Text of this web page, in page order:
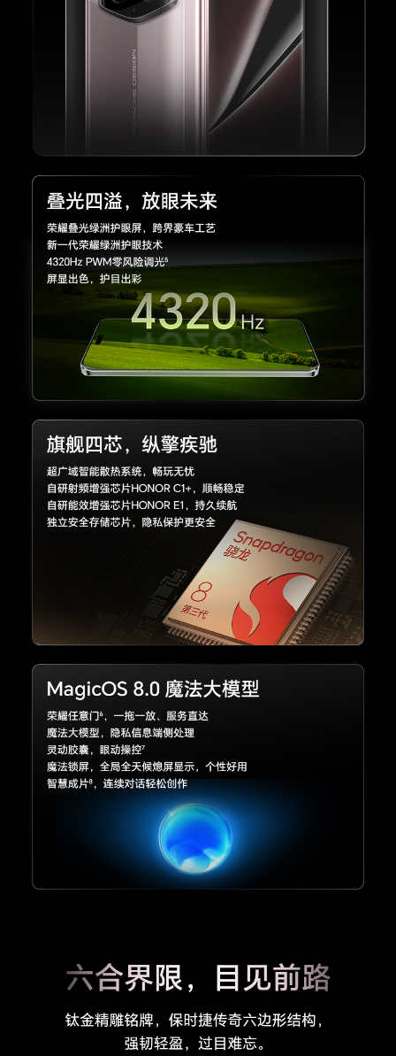
锂离子聚合物电池
5600mAh（典型值）(备注:电池额定容量为 5500
mAh)
43min
手机支持最大20V/4A超级快充，兼容11V/6A或10
V/4A或10V/2.25A或5V/4.5A超级快充，兼容9V/
2A快充。手机同时支持66W无线超级快充，支持
无线反向充电。(备注:有线超级快充需搭配原装有
线超级快充充电器与充电线使用，无线超级快充需
单独购买相应的荣耀超级快充无线充电器使用。实
际充电功率会随不同场景智能变化，请以实际使用
情况为准。)
无线充电
支持66W荣耀无线超级快充，支持无线反向充
电。(备注:最大支持66W无线超级快充，需单独购
买荣耀超级快充无线充电器或无线车充。实际充电
功率会随不同场景智能变化，请以实际使用情况为
准。)
智能充电模式
支持
网络
网络制式
支持移动/电信 5G/4G+/4G/2G，联通5G/4G+/
4G/3G/2G，广电5G/4G+/4G(备注:1. 主卡指SIM
卡管理中开通默认移动数据的卡。
2. 卡槽1、2可以任意切换为默认移动数据卡。
3. 如果两张都是电信卡，副卡（非默认移动数据
卡）必须开通电信VoLTE业务，才能同时使用电
信双卡。
4. 5G/4G网络使用，需要根据运营商网络和相关
业务部署情况确定是否支持。)
主卡/副卡：移动5G（NR）/联通5G（NR）/电信
5G（NR）/广电5G（NR）(备注:5G网络使用，需
要根据运营商网络和相关业务部署情况确定是否支
持。)
4G网络制式
主卡/副卡：4G网络制式 移动4G（TD-LTE/LTE
D） /广电（TD-LTE/LTE FDD）(备注:4G网络使
用，需要根据运营商网络和相关业务部署情况确定
3G网络制式
主卡/副卡：3G网络制式 联通3G（WCDMA）(备
注:3G网络使用，需要根据运营商网络和相关业务
部署情况确定是否支持。)
2G网络制式
主卡/副卡：2G网络制式 移动2G（GSM）、联通
2G（GSM）、电信2G（CDMA 1X）(备注:2G网
络使用，需要根据运营商网络和相关业务部署情况
确定是否支持。)
支持，荣耀自研射频增强芯片
网络功能
荣耀鸿燕通信、环球行、智慧选网、Link Turbo
数据线接口
USB Type-C，USB 3.2 GEN1，支持DP1.2(备注:
1. USB 3.2 GEN1功能需搭配支持USB 3.2 GEN1的
数据线（非标配，需另行购买）使用。
USB Type-C